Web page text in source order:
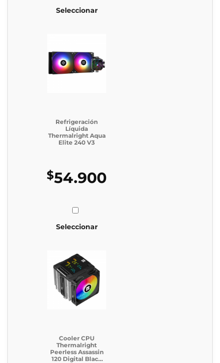
Seleccionar
Refrigeración
Líquida
Thermalright Aqua
Elite 240 V3
$54.900
Seleccionar
Cooler CPU
Thermalright
Peerless Assassin
120 Digital Black